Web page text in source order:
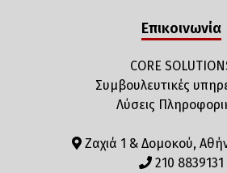
Επικοινωνία
CORE
Συμβουλευτικές
Λύσεις
Ζαχιά 1 & Δομοκού,
210 8839131